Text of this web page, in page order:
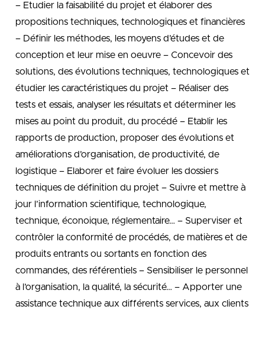
– Etudier la faisabilité du projet et élaborer des
propositions techniques, technologiques et financières
– Définir les méthodes, les moyens d’études et de
conception et leur mise en oeuvre – Concevoir des
solutions, des évolutions techniques, technologiques et
étudier les caractéristiques du projet – Réaliser des
tests et essais, analyser les résultats et déterminer les
mises au point du produit, du procédé – Etablir les
rapports de production, proposer des évolutions et
améliorations d’organisation, de productivité, de
logistique – Elaborer et faire évoluer les dossiers
techniques de définition du projet – Suivre et mettre à
jour l’information scientifique, technologique,
technique, éconoique, réglementaire… – Superviser et
contrôler la conformité de procédés, de matières et de
produits entrants ou sortants en fonction des
commandes, des référentiels – Sensibiliser le personnel
à l’organisation, la qualité, la sécurité… – Apporter une
assistance technique aux différents services, aux clients